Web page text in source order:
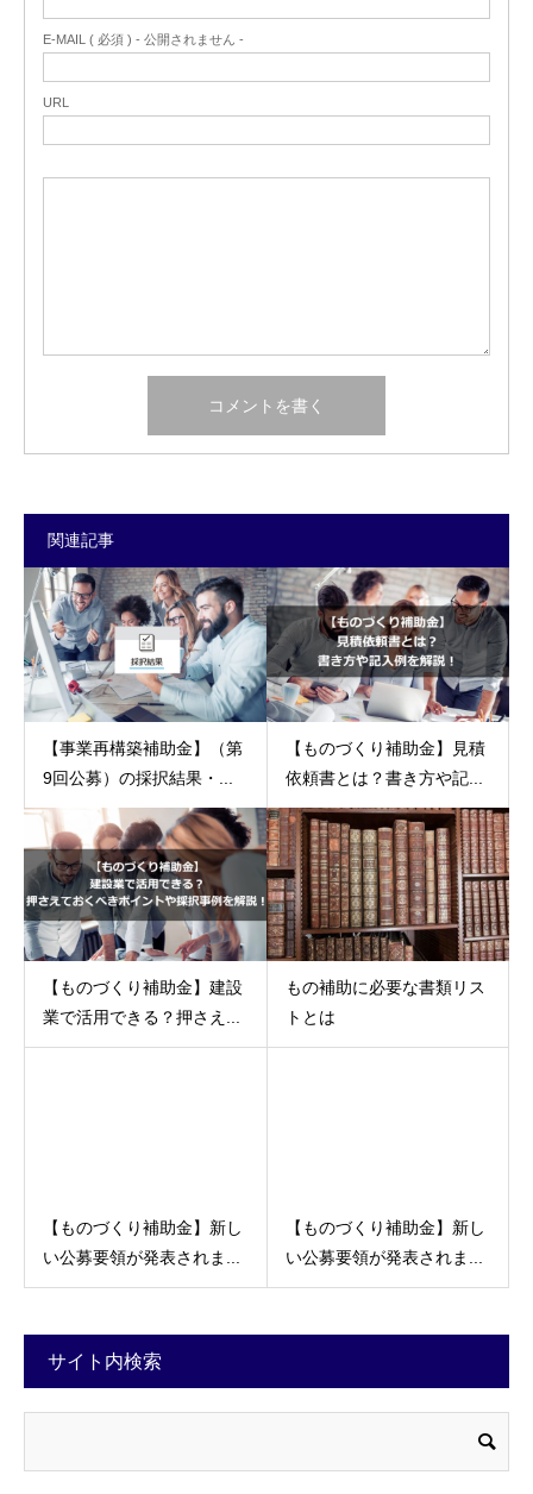
E-MAIL ( 必須 ) - 公開されません -
URL
関連記事
【事業再構築補助金】（第
9回公募）の採択結果・...
【ものづくり補助金】見積
依頼書とは？書き方や記...
【ものづくり補助金】建設
業で活用できる？押さえ...
もの補助に必要な書類リス
トとは
【ものづくり補助金】新し
い公募要領が発表されま...
【ものづくり補助金】新し
い公募要領が発表されま...
サイト内検索